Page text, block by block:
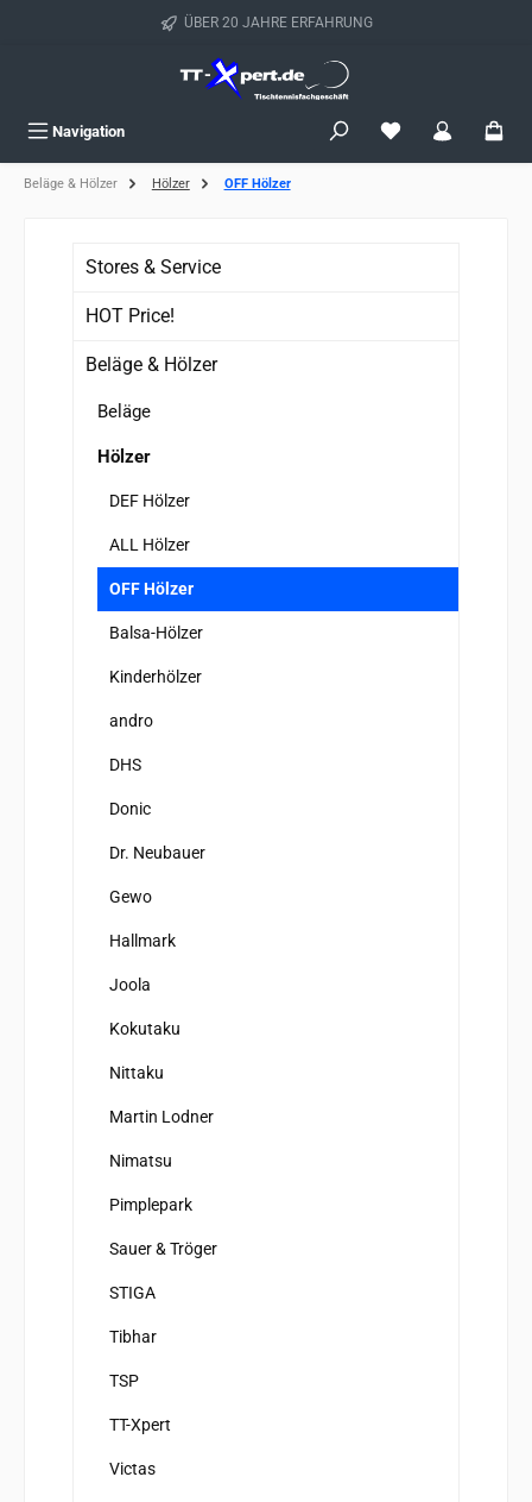
Zum Hauptinhalt springen ÜBER 20 JAHRE ERFAHRUNG
Navigation Du hast 0
Beläge & Hölzer Hölzer OFF Hölzer
Stores & Service
HOT Price!
Beläge & Hölzer
Beläge
Hölzer
DEF Hölzer
ALL Hölzer
OFF Hölzer
Balsa-Hölzer
Kinderhölzer
andro
DHS
Donic
Dr. Neubauer
Gewo
Hallmark
Joola
Kokutaku
Nittaku
Martin Lodner
Nimatsu
Pimplepark
Sauer & Tröger
STIGA
Tibhar
TSP
TT-Xpert
Victas